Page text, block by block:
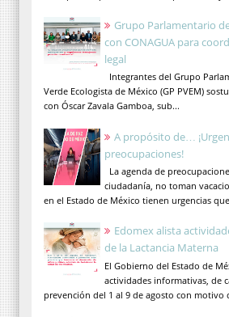
Grupo Parlamentario
con CONAGUA para
legal
Integrantes del Grupo
Verde Ecologista de México (GP PVEM)
con Óscar Zavala Gamboa, sub...
A propósito de…
preocupaciones!
La agenda de
ciudadanía, no toman
en el Estado de México tienen urgencias
Edomex alista
de la Lactancia Materna
El Gobierno del Estado de
actividades informativas, de
prevención del 1 al 9 de agosto con motivo